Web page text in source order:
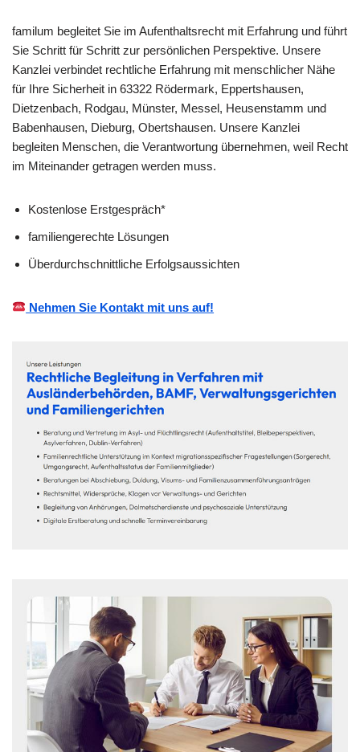
familum begleitet Sie im Aufenthaltsrecht mit Erfahrung und führt
Sie Schritt für Schritt zur persönlichen Perspektive. Unsere
Kanzlei verbindet rechtliche Erfahrung mit menschlicher Nähe
für Ihre Sicherheit in 63322 Rödermark, Eppertshausen,
Dietzenbach, Rodgau, Münster, Messel, Heusenstamm und
Babenhausen, Dieburg, Obertshausen. Unsere Kanzlei
begleiten Menschen, die Verantwortung übernehmen, weil Recht
im Miteinander getragen werden muss.
Kostenlose Erstgespräch*
familiengerechte Lösungen
Überdurchschnittliche Erfolgsaussichten
Nehmen Sie Kontakt mit uns auf!